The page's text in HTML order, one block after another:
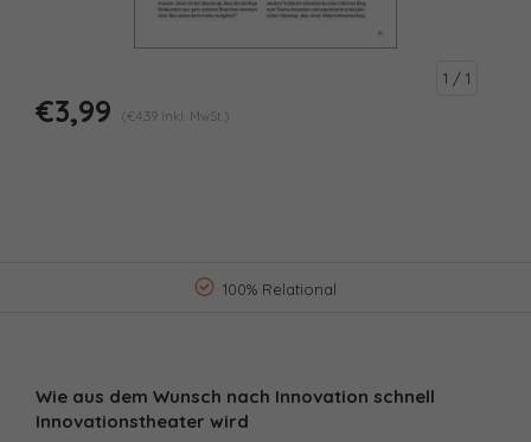
1 / 1
€3,99 (€4,39 Inkl. MwSt.)
100% Relational
Wie aus dem Wunsch nach Innovation schnell
Innovationstheater wird